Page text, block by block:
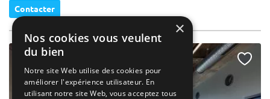
Contacter
×
Nos cookies vous veulent
du bien
Notre site Web utilise des cookies pour
améliorer l'expérience utilisateur. En
utilisant notre site Web, vous acceptez tous